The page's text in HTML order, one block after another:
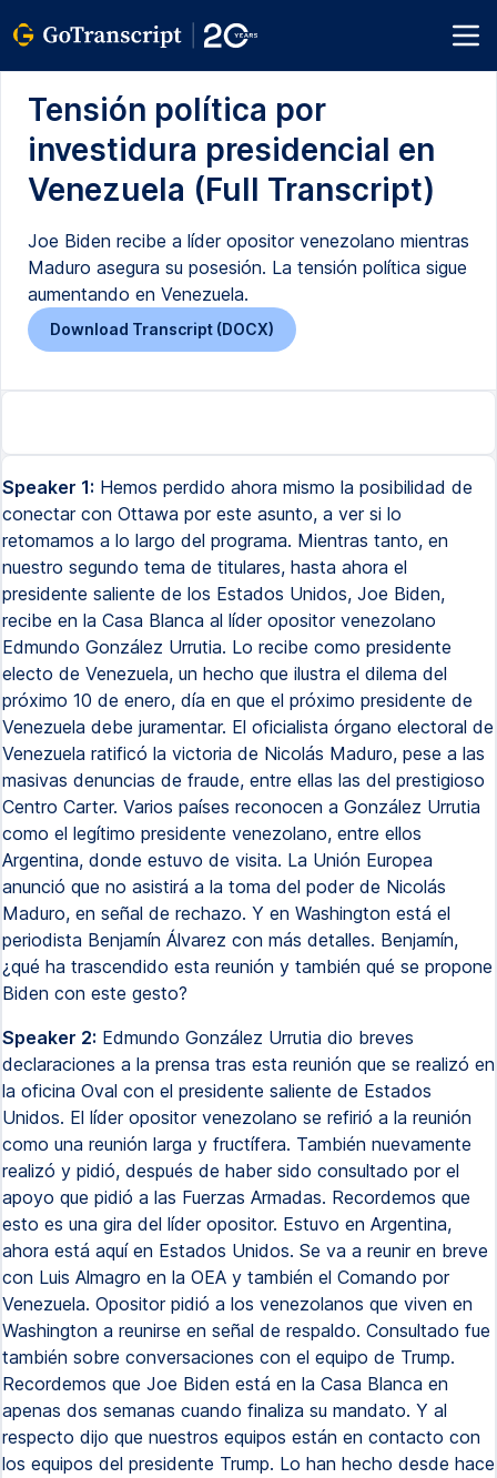
Tensión política por
investidura presidencial en
Venezuela (Full Transcript)
Joe Biden recibe a líder opositor venezolano mientras
Maduro asegura su posesión. La tensión política sigue
aumentando en Venezuela.
Download Transcript (DOCX)
Speaker 1: Hemos perdido ahora mismo la posibilidad de
conectar con Ottawa por este asunto, a ver si lo
retomamos a lo largo del programa. Mientras tanto, en
nuestro segundo tema de titulares, hasta ahora el
presidente saliente de los Estados Unidos, Joe Biden,
recibe en la Casa Blanca al líder opositor venezolano
Edmundo González Urrutia. Lo recibe como presidente
electo de Venezuela, un hecho que ilustra el dilema del
próximo 10 de enero, día en que el próximo presidente de
Venezuela debe juramentar. El oficialista órgano electoral de
Venezuela ratificó la victoria de Nicolás Maduro, pese a las
masivas denuncias de fraude, entre ellas las del prestigioso
Centro Carter. Varios países reconocen a González Urrutia
como el legítimo presidente venezolano, entre ellos
Argentina, donde estuvo de visita. La Unión Europea
anunció que no asistirá a la toma del poder de Nicolás
Maduro, en señal de rechazo. Y en Washington está el
periodista Benjamín Álvarez con más detalles. Benjamín,
¿qué ha trascendido esta reunión y también qué se propone
Biden con este gesto?
Speaker 2: Edmundo González Urrutia dio breves
declaraciones a la prensa tras esta reunión que se realizó en
la oficina Oval con el presidente saliente de Estados
Unidos. El líder opositor venezolano se refirió a la reunión
como una reunión larga y fructífera. También nuevamente
realizó y pidió, después de haber sido consultado por el
apoyo que pidió a las Fuerzas Armadas. Recordemos que
esto es una gira del líder opositor. Estuvo en Argentina,
ahora está aquí en Estados Unidos. Se va a reunir en breve
con Luis Almagro en la OEA y también el Comando por
Venezuela. Opositor pidió a los venezolanos que viven en
Washington a reunirse en señal de respaldo. Consultado fue
también sobre conversaciones con el equipo de Trump.
Recordemos que Joe Biden está en la Casa Blanca en
apenas dos semanas cuando finaliza su mandato. Y al
respecto dijo que nuestros equipos están en contacto con
los equipos del presidente Trump. Lo han hecho desde hace